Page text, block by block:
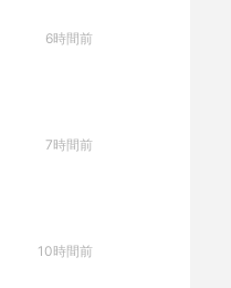
6時間前
7時間前
10時間前